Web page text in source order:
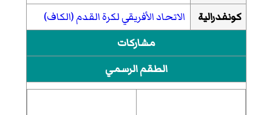
كونفدرالية
الاتحاد الأفريقي لكرة القدم (الكاف)
مشاركات
الطقم الرسمي